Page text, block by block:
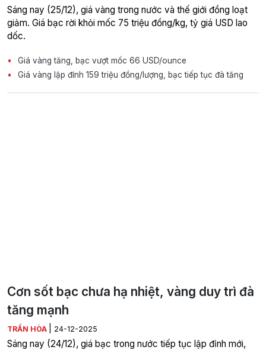
Sáng nay (25/12), giá vàng trong nước và thế giới đồng loạt
giảm. Giá bạc rời khỏi mốc 75 triệu đồng/kg, tỷ giá USD lao
dốc.
Giá vàng tăng, bạc vượt mốc 66 USD/ounce
Giá vàng lập đỉnh 159 triệu đồng/lượng, bạc tiếp tục đà tăng
Cơn sốt bạc chưa hạ nhiệt, vàng duy trì đà
tăng mạnh
TRẦN HÒA 24-12-2025
Sáng nay (24/12), giá bạc trong nước tiếp tục lập đỉnh mới,